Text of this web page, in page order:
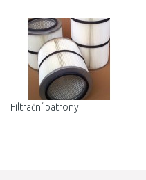
Porovnať
Filtrační patrony